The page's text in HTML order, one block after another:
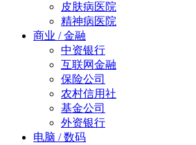
皮肤病医院
精神病医院
商业 / 金融
中资银行
互联网金融
保险公司
农村信用社
基金公司
外资银行
电脑 / 数码